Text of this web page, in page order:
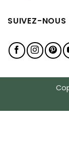
SUIVEZ-NOUS